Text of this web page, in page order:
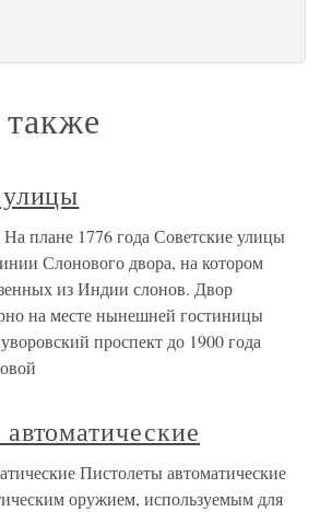
плане 1776 года Советские улицы
Слонового двора, на котором
из Индии слонов. Двор
на месте нынешней гостиницы
проспект до 1900 года
Пистолеты автоматические
оружием, используемым для